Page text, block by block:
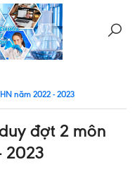
năm 2022 - 2023
đợt 2 môn
2023